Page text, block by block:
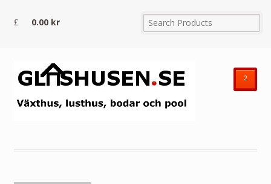
0.00 kr
²